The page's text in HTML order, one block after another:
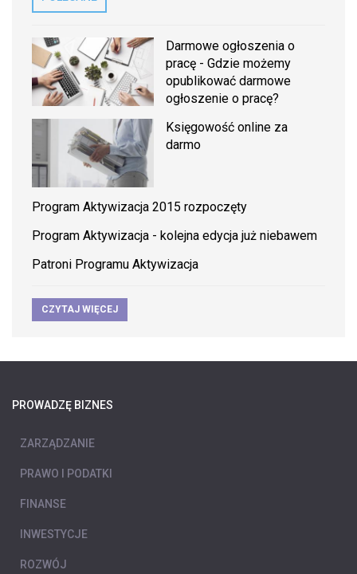
Darmowe ogłoszenia o
pracę - Gdzie możemy
opublikować darmowe
ogłoszenie o pracę?
Księgowość online za
darmo
Program Aktywizacja 2015 rozpoczęty
Program Aktywizacja - kolejna edycja już niebawem
Patroni Programu Aktywizacja
CZYTAJ WIĘCEJ
PROWADZĘ BIZNES
ZARZĄDZANIE
PRAWO I PODATKI
FINANSE
INWESTYCJE
ROZWÓJ